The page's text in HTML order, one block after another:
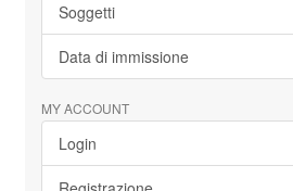
Soggetti
Data di immissione
MY ACCOUNT
Login